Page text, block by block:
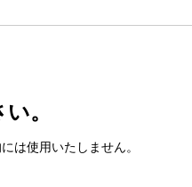
。
は使用いたしません。